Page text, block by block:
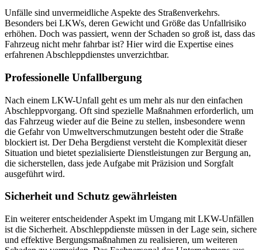
Unfälle sind unvermeidliche Aspekte des Straßenverkehrs.
Besonders bei LKWs, deren Gewicht und Größe das Unfallrisiko
erhöhen. Doch was passiert, wenn der Schaden so groß ist, dass das
Fahrzeug nicht mehr fahrbar ist? Hier wird die Expertise eines
erfahrenen Abschleppdienstes unverzichtbar.
Professionelle Unfallbergung
Nach einem LKW-Unfall geht es um mehr als nur den einfachen
Abschleppvorgang. Oft sind spezielle Maßnahmen erforderlich, um
das Fahrzeug wieder auf die Beine zu stellen, insbesondere wenn
die Gefahr von Umweltverschmutzungen besteht oder die Straße
blockiert ist. Der Deha Bergdienst versteht die Komplexität dieser
Situation und bietet spezialisierte Dienstleistungen zur Bergung an,
die sicherstellen, dass jede Aufgabe mit Präzision und Sorgfalt
ausgeführt wird.
Sicherheit und Schutz gewährleisten
Ein weiterer entscheidender Aspekt im Umgang mit LKW-Unfällen
ist die Sicherheit. Abschleppdienste müssen in der Lage sein, sichere
und effektive Bergungsmaßnahmen zu realisieren, um weiteren